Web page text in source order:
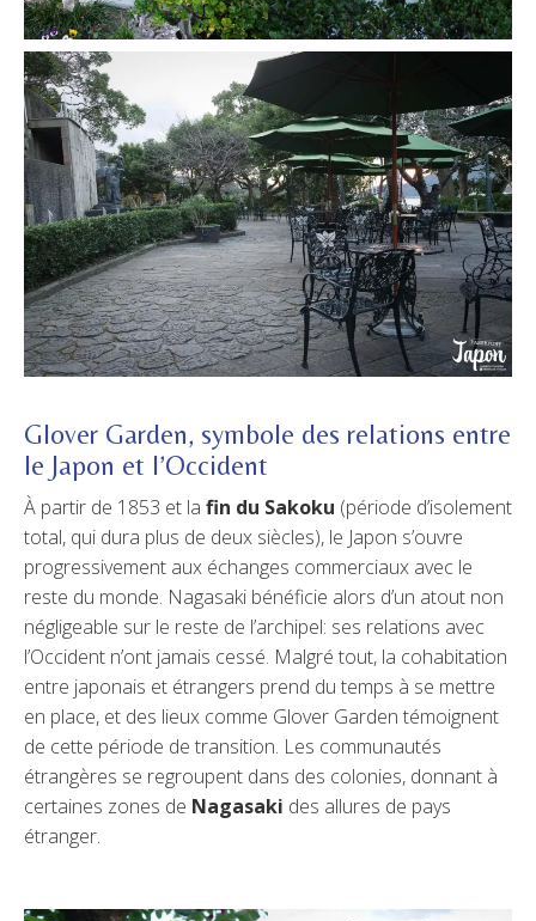
Glover Garden, symbole des relations entre
le Japon et l’Occident
À partir de 1853 et la fin du Sakoku (période d’isolement
total, qui dura plus de deux siècles), le Japon s’ouvre
progressivement aux échanges commerciaux avec le
reste du monde. Nagasaki bénéficie alors d’un atout non
négligeable sur le reste de l’archipel: ses relations avec
l’Occident n’ont jamais cessé. Malgré tout, la cohabitation
entre japonais et étrangers prend du temps à se mettre
en place, et des lieux comme Glover Garden témoignent
de cette période de transition. Les communautés
étrangères se regroupent dans des colonies, donnant à
certaines zones de Nagasaki des allures de pays
étranger.